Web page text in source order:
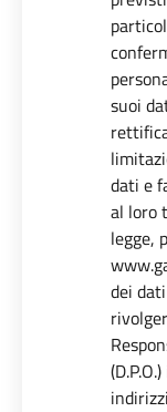
suoi
dati e
al loro
legge,
dei